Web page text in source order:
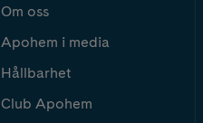
Om oss
Apohem i media
Hållbarhet
Club Apohem